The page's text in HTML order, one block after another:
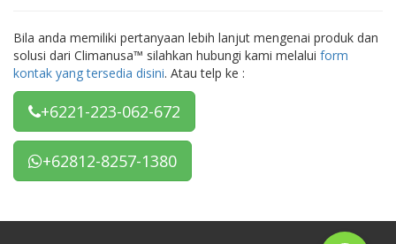
Bila anda memiliki pertanyaan lebih lanjut mengenai produk dan
solusi dari Climanusa™ silahkan hubungi kami melalui form
kontak yang tersedia disini. Atau telp ke :
+6221-223-062-672
+62812-8257-1380